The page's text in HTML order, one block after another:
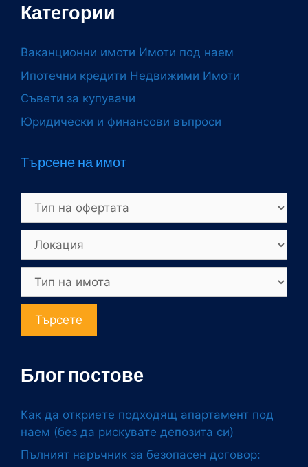
Категории
Ваканционни имоти Имоти под наем
Ипотечни кредити Недвижими Имоти
Съвети за купувачи
Юридически и финансови въпроси
Търсене на имот
Търсете
Блог постове
Как да откриете подходящ апартамент под
наем (без да рискувате депозита си)
Пълният наръчник за безопасен договор: